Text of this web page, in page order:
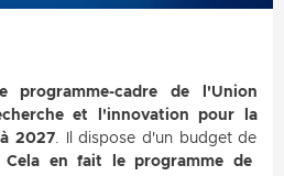
programme-cadre de l'Union
et l'innovation pour la
2027. Il dispose d'un budget de
Cela en fait le programme de